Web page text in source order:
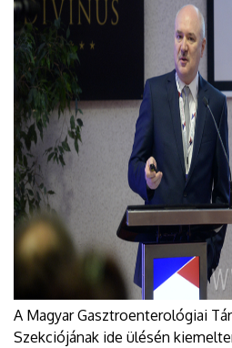
A Magyar Gasztroenterológiai
Szekciójának ide ülésén